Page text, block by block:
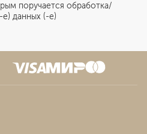
поручается обработка/
данных (-е)